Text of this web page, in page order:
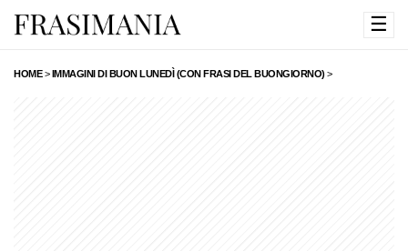
☰
HOME>IMMAGINI DI BUON LUNEDÌ (CON FRASI DEL BUONGIORNO) >